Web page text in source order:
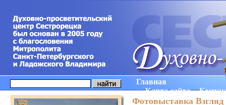
Главная
Карта сайта
Фотовыставка Взгляд